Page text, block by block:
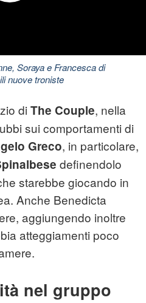
Soraya e Francesca di
nuove troniste
di The Couple, nella
sui comportamenti di
Greco, in particolare,
definendolo
starebbe giocando in
Anche Benedicta
aggiungendo inoltre
atteggiamenti poco
nel gruppo